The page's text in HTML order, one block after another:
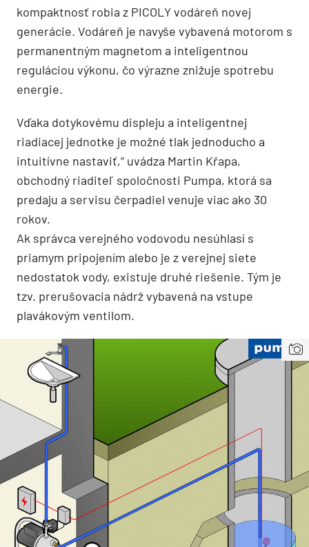
kompaktnosť robia z PICOLY vodáreň novej
generácie. Vodáreň je navyše vybavená motorom s
permanentným magnetom a inteligentnou
reguláciou výkonu, čo výrazne znižuje spotrebu
energie.
Vďaka dotykovému displeju a inteligentnej
riadiacej jednotke je možné tlak jednoducho a
intuitívne nastaviť,“ uvádza Martin Křapa,
obchodný riaditeľ spoločnosti Pumpa, ktorá sa
predaju a servisu čerpadiel venuje viac ako 30
rokov.
Ak správca verejného vodovodu nesúhlasí s
priamym pripojením alebo je z verejnej siete
nedostatok vody, existuje druhé riešenie. Tým je
tzv. prerušovacia nádrž vybavená na vstupe
plavákovým ventilom.